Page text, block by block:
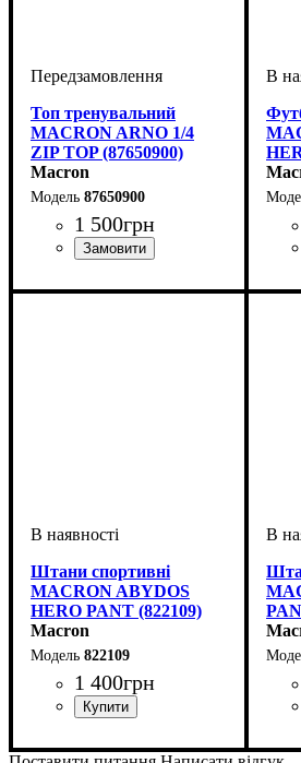
Топ тренувальний
MACRON ARNO 1/4
ZIP TOP (87650900)
Macron
87650900
1 500грн
Штани спортивні
MACRON ABYDOS
HERO PANT (822109)
Macron
822109
1 400грн